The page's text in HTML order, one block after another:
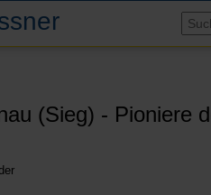
(Sieg) - Pioniere